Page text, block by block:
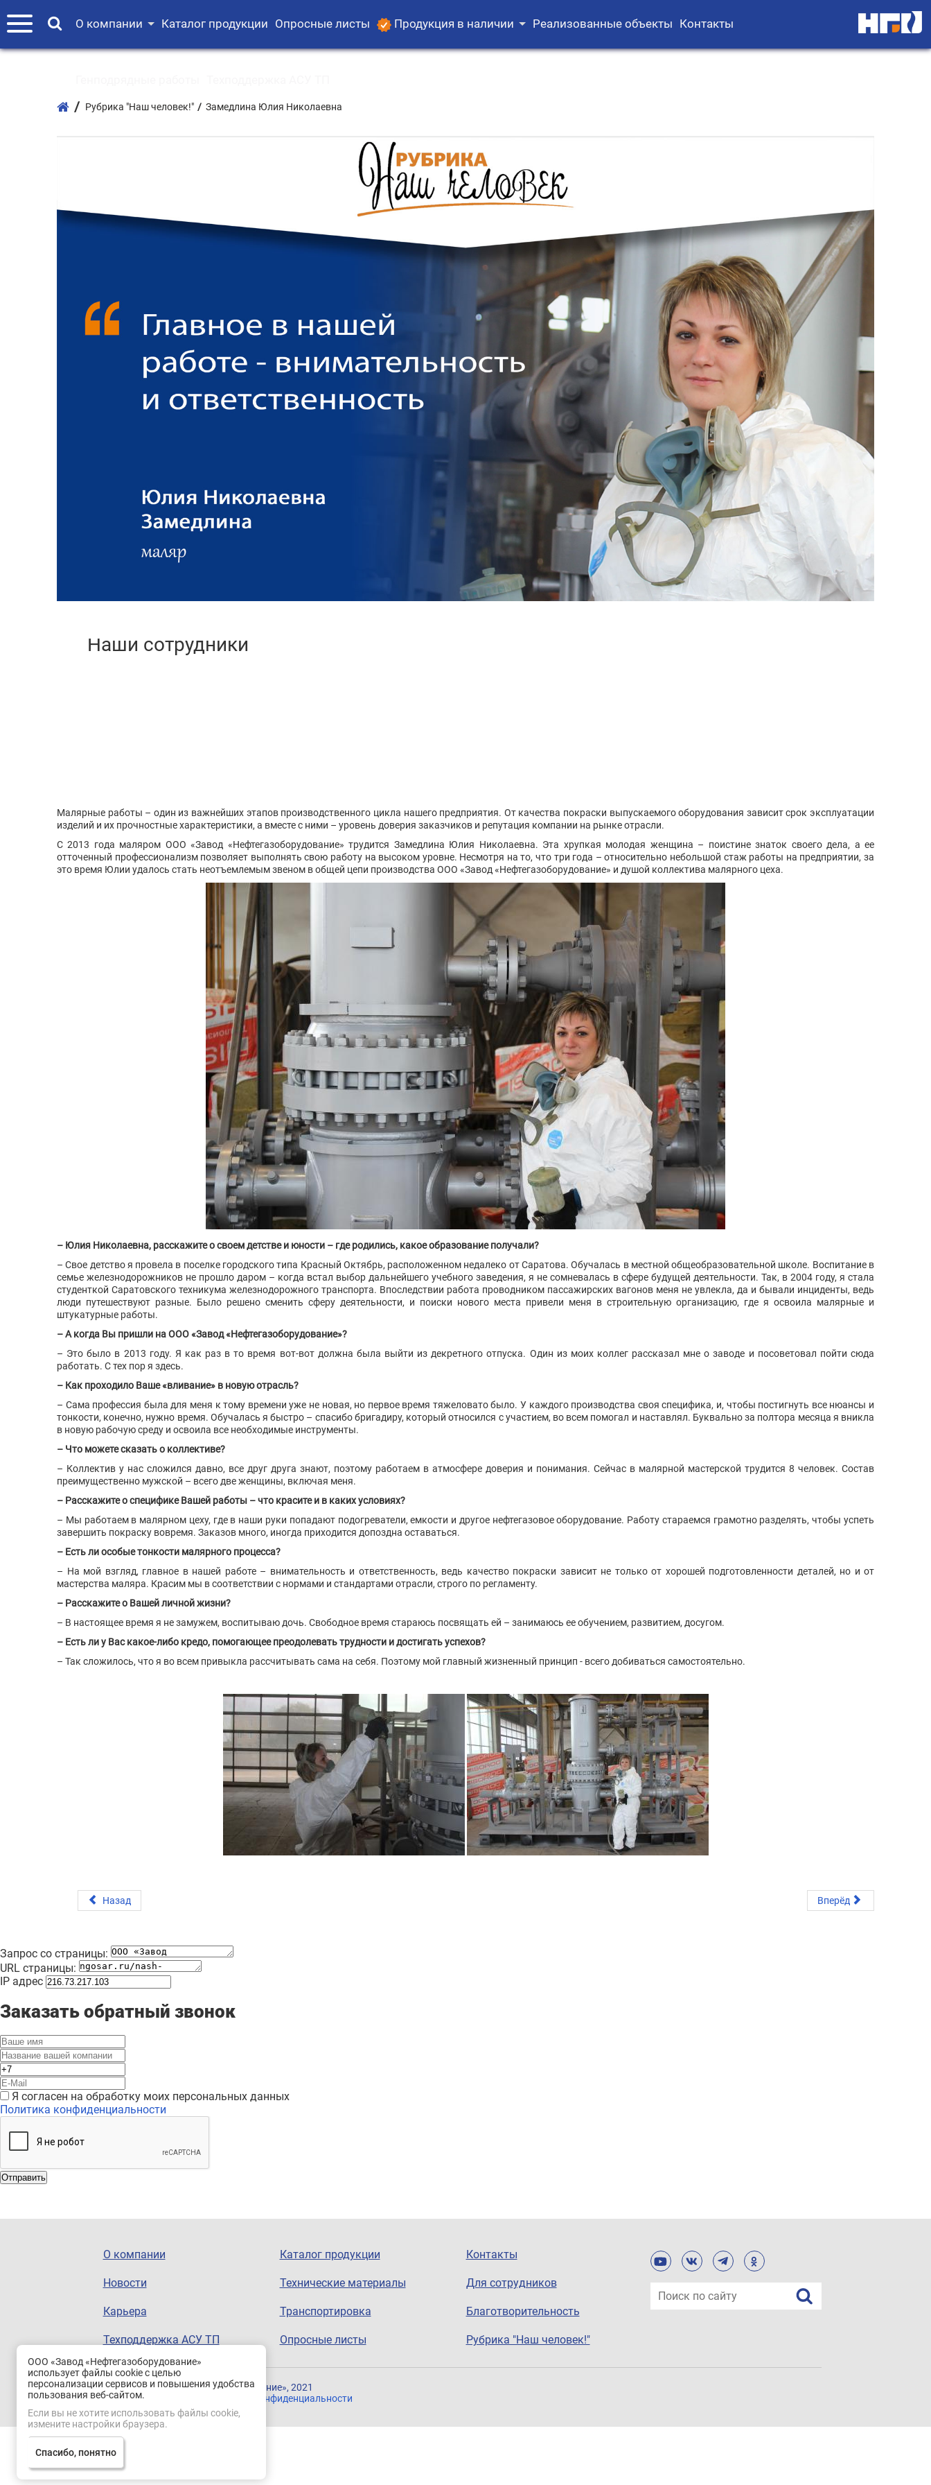
О компании Каталог продукции Опросные листы Продукция в наличии Реализованные объекты Контакты
Рубрика "Наш человек!" Замедлина Юлия Николаевна
Малярные работы – один из важнейших этапов производственного цикла нашего предприятия. От качества покраски выпускаемого оборудования зависит срок эксплуатации
изделий и их прочностные характеристики, а вместе с ними – уровень доверия заказчиков и репутация компании на рынке отрасли.
С 2013 года маляром ООО «Завод «Нефтегазоборудование» трудится Замедлина Юлия Николаевна. Эта хрупкая молодая женщина – поистине знаток своего дела, а ее
отточенный профессионализм позволяет выполнять свою работу на высоком уровне. Несмотря на то, что три года – относительно небольшой стаж работы на предприятии, за
это время Юлии удалось стать неотъемлемым звеном в общей цепи производства ООО «Завод «Нефтегазоборудование» и душой коллектива малярного цеха.
– Юлия Николаевна, расскажите о своем детстве и юности – где родились, какое образование получали?
– Свое детство я провела в поселке городского типа Красный Октябрь, расположенном недалеко от Саратова. Обучалась в местной общеобразовательной школе. Воспитание в
семье железнодорожников не прошло даром – когда встал выбор дальнейшего учебного заведения, я не сомневалась в сфере будущей деятельности. Так, в 2004 году, я стала
студенткой Саратовского техникума железнодорожного транспорта. Впоследствии работа проводником пассажирских вагонов меня не увлекла, да и бывали инциденты, ведь
люди путешествуют разные. Было решено сменить сферу деятельности, и поиски нового места привели меня в строительную организацию, где я освоила малярные и
штукатурные работы.
– А когда Вы пришли на ООО «Завод «Нефтегазоборудование»?
– Это было в 2013 году. Я как раз в то время вот-вот должна была выйти из декретного отпуска. Один из моих коллег рассказал мне о заводе и посоветовал пойти сюда
работать. С тех пор я здесь.
– Как проходило Ваше «вливание» в новую отрасль?
– Сама профессия была для меня к тому времени уже не новая, но первое время тяжеловато было. У каждого производства своя специфика, и, чтобы постигнуть все нюансы и
тонкости, конечно, нужно время. Обучалась я быстро – спасибо бригадиру, который относился с участием, во всем помогал и наставлял. Буквально за полтора месяца я вникла
в новую рабочую среду и освоила все необходимые инструменты.
– Что можете сказать о коллективе?
– Коллектив у нас сложился давно, все друг друга знают, поэтому работаем в атмосфере доверия и понимания. Сейчас в малярной мастерской трудится 8 человек. Состав
преимущественно мужской – всего две женщины, включая меня.
– Расскажите о специфике Вашей работы – что красите и в каких условиях?
– Мы работаем в малярном цеху, где в наши руки попадают подогреватели, емкости и другое нефтегазовое оборудование. Работу стараемся грамотно разделять, чтобы успеть
завершить покраску вовремя. Заказов много, иногда приходится допоздна оставаться.
– Есть ли особые тонкости малярного процесса?
– На мой взгляд, главное в нашей работе – внимательность и ответственность, ведь качество покраски зависит не только от хорошей подготовленности деталей, но и от
мастерства маляра. Красим мы в соответствии с нормами и стандартами отрасли, строго по регламенту.
– Расскажите о Вашей личной жизни?
– В настоящее время я не замужем, воспитываю дочь. Свободное время стараюсь посвящать ей – занимаюсь ее обучением, развитием, досугом.
– Есть ли у Вас какое-либо кредо, помогающее преодолевать трудности и достигать успехов?
– Так сложилось, что я во всем привыкла рассчитывать сама на себя. Поэтому мой главный жизненный принцип - всего добиваться самостоятельно.
Назад Вперёд
Запрос со страницы:
URL страницы:
IP адрес
Заказать обратный звонок
Я согласен на обработку моих персональных данных
Политика конфиденциальности
Отправить
О компании
Новости
Карьера
Техподдержка АСУ ТП
Каталог продукции
Технические материалы
Транспортировка
Опросные листы
Контакты
Для сотрудников
Благотворительность
Рубрика "Наш человек!"
© ООО «Завод «Нефтегазоборудование», 2021
Все права защищены.
Политика конфиденциальности
ООО «Завод «Нефтегазоборудование»
использует файлы cookie с целью
персонализации сервисов и повышения удобства
пользования веб-сайтом.
Если вы не хотите использовать файлы cookie,
измените настройки браузера.
Спасибо, понятно